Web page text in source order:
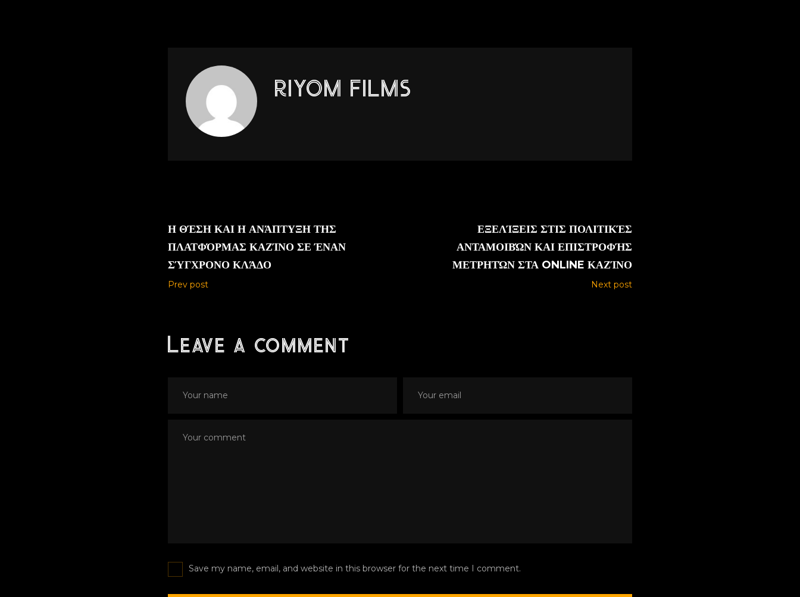
RIYOM FILMS
Η ΘΈΣΗ ΚΑΙ Η ΑΝΆΠΤΥΞΗ ΤΗΣ
ΠΛΑΤΦΌΡΜΑΣ ΚΑΖΊΝΟ ΣΕ ΈΝΑΝ
ΣΎΓΧΡΟΝΟ ΚΛΆΔΟ
Prev post
ΕΞΕΛΊΞΕΙΣ ΣΤΙΣ ΠΟΛΙΤΙΚΈΣ
ΑΝΤΑΜΟΙΒΏΝ ΚΑΙ ΕΠΙΣΤΡΟΦΉΣ
ΜΕΤΡΗΤΏΝ ΣΤΑ ONLINE ΚΑΖΊΝΟ
Next post
Leave a comment
Save my name, email, and website in this browser for the next time I comment.